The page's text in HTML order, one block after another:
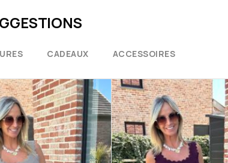
CADEAUX ACCESSOIRES